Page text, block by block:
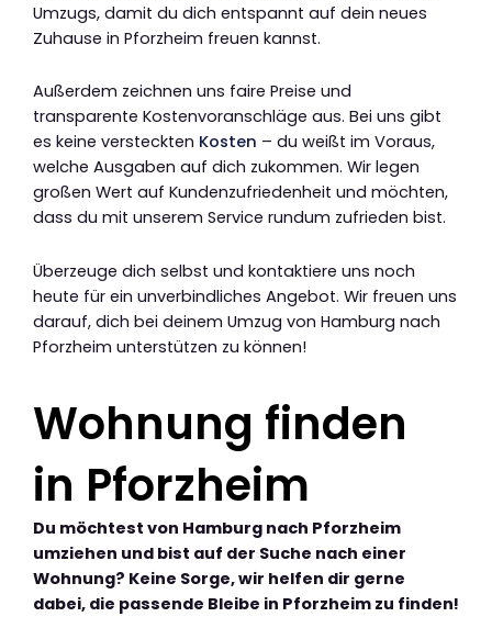
Umzugs, damit du dich entspannt auf dein neues
Zuhause in Pforzheim freuen kannst.
Außerdem zeichnen uns faire Preise und
transparente Kostenvoranschläge aus. Bei uns gibt
es keine versteckten Kosten – du weißt im Voraus,
welche Ausgaben auf dich zukommen. Wir legen
großen Wert auf Kundenzufriedenheit und möchten,
dass du mit unserem Service rundum zufrieden bist.
Überzeuge dich selbst und kontaktiere uns noch
heute für ein unverbindliches Angebot. Wir freuen uns
darauf, dich bei deinem Umzug von Hamburg nach
Pforzheim unterstützen zu können!
Wohnung finden
in Pforzheim
Du möchtest von Hamburg nach Pforzheim
umziehen und bist auf der Suche nach einer
Wohnung? Keine Sorge, wir helfen dir gerne
dabei, die passende Bleibe in Pforzheim zu finden!